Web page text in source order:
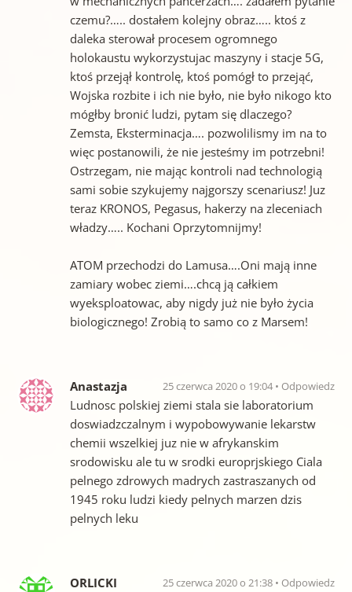
czemu?….. dostałem kolejny obraz….. ktoś z
daleka sterował procesem ogromnego
holokaustu wykorzystujac maszyny i stacje 5G,
ktoś przejął kontrolę, ktoś pomógł to przejąć,
Wojska rozbite i ich nie było, nie było nikogo kto
mógłby bronić ludzi, pytam się dlaczego?
Zemsta, Eksterminacja…. pozwolilismy im na to
więc postanowili, że nie jesteśmy im potrzebni!
Ostrzegam, nie mając kontroli nad technologią
sami sobie szykujemy najgorszy scenariusz! Juz
teraz KRONOS, Pegasus, hakerzy na zleceniach
władzy….. Kochani Oprzytomnijmy!
ATOM przechodzi do Lamusa….Oni mają inne
zamiary wobec ziemi….chcą ją całkiem
wyeksploatowac, aby nigdy już nie było życia
biologicznego! Zrobią to samo co z Marsem!
Anastazja 25 czerwca 2020 o 19:04 Odpowiedz
Ludnosc polskiej ziemi stala sie laboratorium
doswiadzczalnym i wypobowywanie lekarstw
chemii wszelkiej juz nie w afrykanskim
srodowisku ale tu w srodki europrjskiego Ciala
pelnego zdrowych madrych zastraszanych od
1945 roku ludzi kiedy pelnych marzen dzis
pelnych leku
ORLICKI 25 czerwca 2020 o 21:38 Odpowiedz